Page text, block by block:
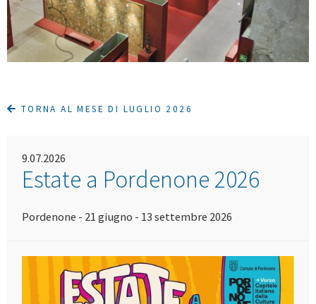
TORNA AL MESE DI LUGLIO 2026
9.07.2026
Estate a Pordenone 2026
Pordenone - 21 giugno - 13 settembre 2026